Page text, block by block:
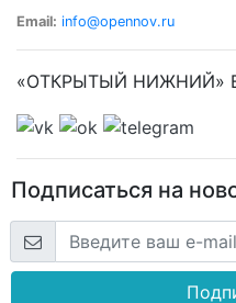
Email: info@opennov.ru
«ОТКРЫТЫЙ НИЖНИЙ»
Подписаться на